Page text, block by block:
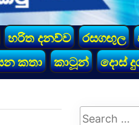
හරිත දනව්ව රසගඟුල
කතා කාටූන් දොස්